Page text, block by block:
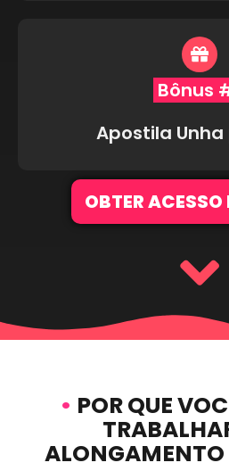
Bônus
Apostila
OBTER
• POR QUE
ALONGAMENTO